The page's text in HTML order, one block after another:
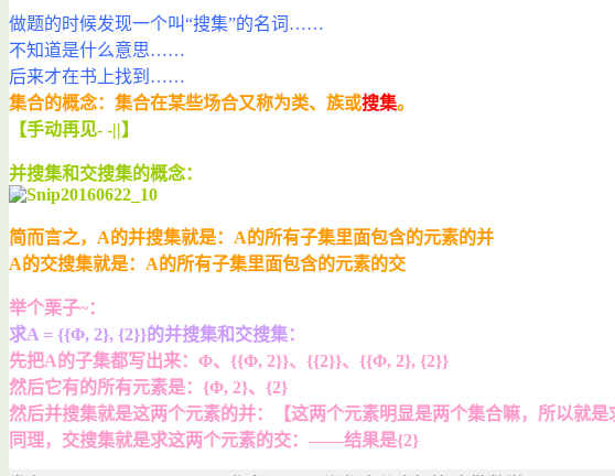
做题的时候发现一个叫“搜集”的名词……
不知道是什么意思……
后来才在书上找到……
集合的概念：集合在某些场合又称为类、族或搜集。
【手动再见- -||】
并搜集和交搜集的概念：
简而言之，A的并搜集就是：A的所有子集里面包含的元素的并
A的交搜集就是：A的所有子集里面包含的元素的交
举个栗子~：
求A = {{Φ, 2}, {2}}的并搜集和交搜集：
先把A的子集都写出来：Φ、{{Φ, 2}}、{{2}}、{{Φ, 2}, {2}}
然后它有的所有元素是：{Φ, 2}、{2}
然后并搜集就是这两个元素的并：【这两个元素明显是两个集合嘛，所以就
同理，交搜集就是求这两个元素的交：——结果是{2}